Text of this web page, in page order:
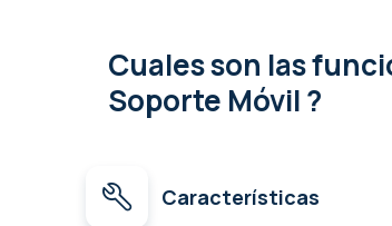
Cuales son las
Soporte Móvil ?
Características